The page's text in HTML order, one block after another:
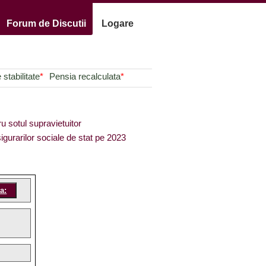
Forum de Discutii Logare
stabilitate* Pensia recalculata*
sotul supravietuitor
sociale de stat pe 2023